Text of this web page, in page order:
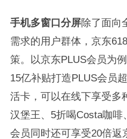
手机多窗口分屏除了面向
需求的用户群体，京东
策。以京东PLUS会员为
15亿补贴打造PLUS会员
活卡，可以在线下享受多
汉堡王、5折喝Costa咖啡
会员同时还可享受20倍返